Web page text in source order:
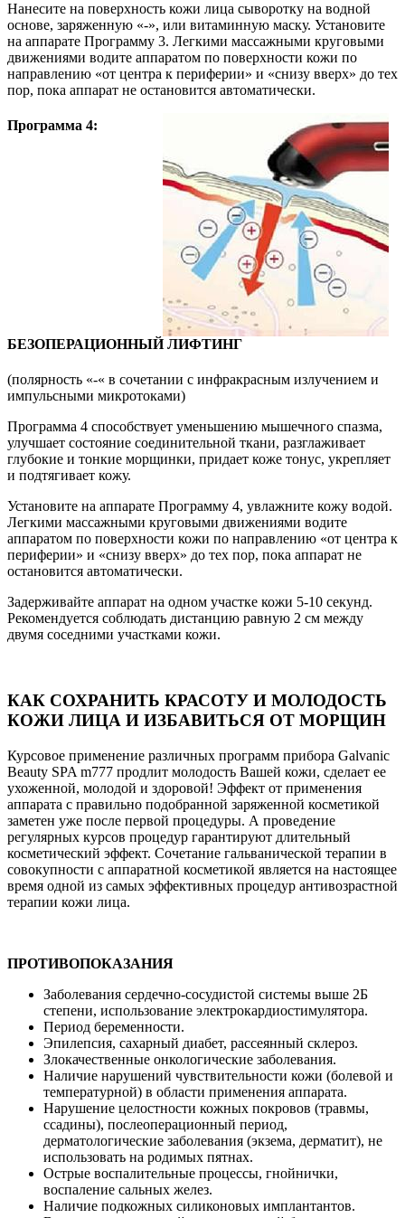
Нанесите на поверхность кожи лица сыворотку на водной
основе, заряженную «-», или витаминную маску. Установите
на аппарате Программу 3. Легкими массажными круговыми
движениями водите аппаратом по поверхности кожи по
направлению «от центра к периферии» и «снизу вверх» до тех
пор, пока аппарат не остановится автоматически.
Программа 4:
БЕЗОПЕРАЦИОННЫЙ ЛИФТИНГ
(полярность «-« в сочетании с инфракрасным излучением и
импульсными микротоками)
Программа 4 способствует уменьшению мышечного спазма,
улучшает состояние соединительной ткани, разглаживает
глубокие и тонкие морщинки, придает коже тонус, укрепляет
и подтягивает кожу.
Установите на аппарате Программу 4, увлажните кожу водой.
Легкими массажными круговыми движениями водите
аппаратом по поверхности кожи по направлению «от центра к
периферии» и «снизу вверх» до тех пор, пока аппарат не
остановится автоматически.
Задерживайте аппарат на одном участке кожи 5-10 секунд.
Рекомендуется соблюдать дистанцию равную 2 см между
двумя соседними участками кожи.
КАК СОХРАНИТЬ КРАСОТУ И МОЛОДОСТЬ
КОЖИ ЛИЦА И ИЗБАВИТЬСЯ ОТ МОРЩИН
Курсовое применение различных программ прибора Galvanic
Beauty SPA m777 продлит молодость Вашей кожи, сделает ее
ухоженной, молодой и здоровой! Эффект от применения
аппарата с правильно подобранной заряженной косметикой
заметен уже после первой процедуры. А проведение
регулярных курсов процедур гарантируют длительный
косметический эффект. Сочетание гальванической терапии в
совокупности с аппаратной косметикой является на настоящее
время одной из самых эффективных процедур антивозрастной
терапии кожи лица.
ПРОТИВОПОКАЗАНИЯ
Заболевания сердечно-сосудистой системы выше 2Б
степени, использование электрокардиостимулятора.
Период беременности.
Эпилепсия, сахарный диабет, рассеянный склероз.
Злокачественные онкологические заболевания.
Наличие нарушений чувствительности кожи (болевой и
температурной) в области применения аппарата.
Нарушение целостности кожных покровов (травмы,
ссадины), послеоперационный период,
дерматологические заболевания (экзема, дерматит), не
использовать на родимых пятнах.
Острые воспалительные процессы, гнойнички,
воспаление сальных желез.
Наличие подкожных силиконовых имплантантов.